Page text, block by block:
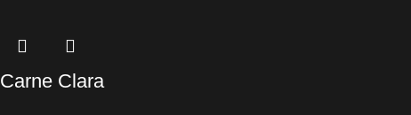
Carne Clara